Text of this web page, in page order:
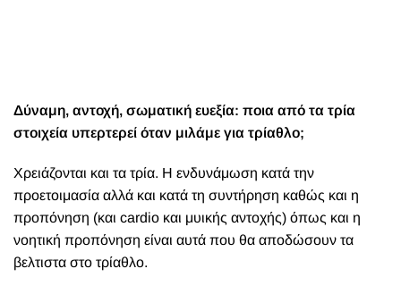
Δύναμη, αντοχή, σωματική ευεξία: ποια από τα τρία
στοιχεία υπερτερεί όταν μιλάμε για τρίαθλο;
Χρειάζονται και τα τρία. Η ενδυνάμωση κατά την
προετοιμασία αλλά και κατά τη συντήρηση καθώς και η
προπόνηση (και cardio και μυικής αντοχής) όπως και η
νοητική προπόνηση είναι αυτά που θα αποδώσουν τα
βελτιστα στο τρίαθλο.